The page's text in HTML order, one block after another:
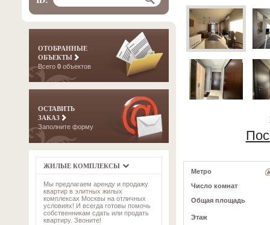
ОТОБРАННЫЕ
ОБЪЕКТЫ
Всего 0 объектов
ОСТАВИТЬ
ЗАКАЗ
Заполните форму
ЖИЛЫЕ КОМПЛЕКСЫ
Мы предлагаем аренду и продажу
квартир в элитных жилых
комплексах Москвы на отличных
условиях! И всегда готовы помочь
собственникам сдать или продать
квартиру. Звоните!
Метро
Число комнат
Общая площадь
Этаж